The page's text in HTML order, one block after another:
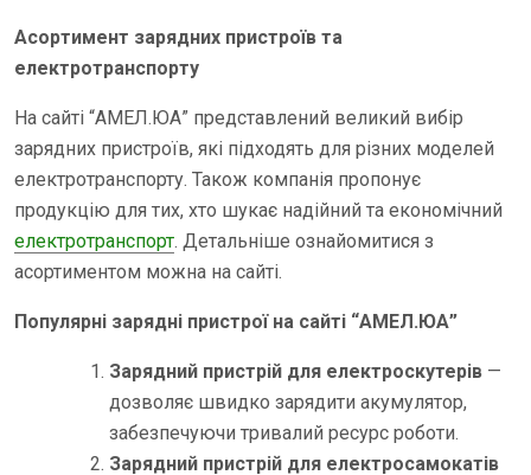
Асортимент зарядних пристроїв та
електротранспорту
На сайті “АМЕЛ.ЮА” представлений великий вибір
зарядних пристроїв, які підходять для різних моделей
електротранспорту. Також компанія пропонує
продукцію для тих, хто шукає надійний та економічний
електротранспорт. Детальніше ознайомитися з
асортиментом можна на сайті.
Популярні зарядні пристрої на сайті “АМЕЛ.ЮА”
Зарядний пристрій для електроскутерів —
дозволяє швидко зарядити акумулятор,
забезпечуючи тривалий ресурс роботи.
Зарядний пристрій для електросамокатів